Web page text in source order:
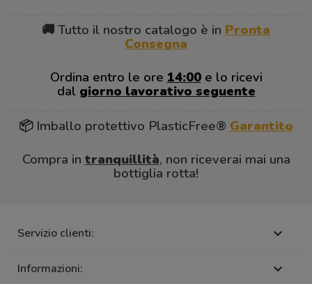
🚚 Tutto il nostro catalogo è in Pronta
Consegna
Ordina entro le ore 14:00e lo ricevi
dal giorno lavorativo seguente
📦 Imballo protettivo PlasticFree® Garantito
Compra in tranquillità, non riceverai mai una
bottiglia rotta!
Servizio clienti: 
Informazioni: 